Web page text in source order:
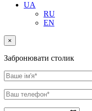
UA
RU
EN
×
Забронювати столик